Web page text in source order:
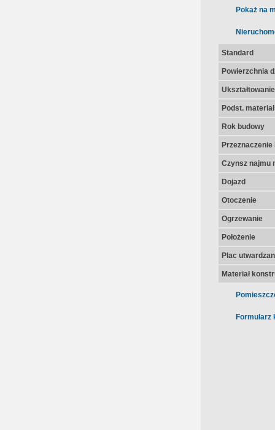
Pokaż na
Standard
Powierzchnia
Podst.
Rok budowy
Przeznaczenie
Czynsz najmu
Dojazd
Otoczenie
Ogrzewanie
Położenie
Plac
Materiał
Formularz